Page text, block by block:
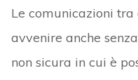
Le comunicazioni tra
avvenire anche
non sicura in cui è